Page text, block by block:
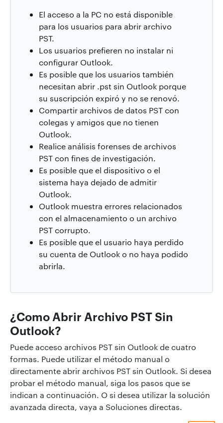
El acceso a la PC no está disponible
para los usuarios para abrir archivo
PST.
Los usuarios prefieren no instalar ni
configurar Outlook.
Es posible que los usuarios también
necesitan abrir .pst sin Outlook porque
su suscripción expiró y no se renovó.
Compartir archivos de datos PST con
colegas y amigos que no tienen
Outlook.
Realice análisis forenses de archivos
PST con fines de investigación.
Es posible que el dispositivo o el
sistema haya dejado de admitir
Outlook.
Outlook muestra errores relacionados
con el almacenamiento o un archivo
PST corrupto.
Es posible que el usuario haya perdido
su cuenta de Outlook o no haya podido
abrirla.
¿Como Abrir Archivo PST Sin
Outlook?
Puede acceso archivos PST sin Outlook de cuatro
formas. Puede utilizar el método manual o
directamente abrir archivos PST sin Outlook. Si desea
probar el método manual, siga los pasos que se
indican a continuación. O si desea utilizar la solución
avanzada directa, vaya a Soluciones directas.